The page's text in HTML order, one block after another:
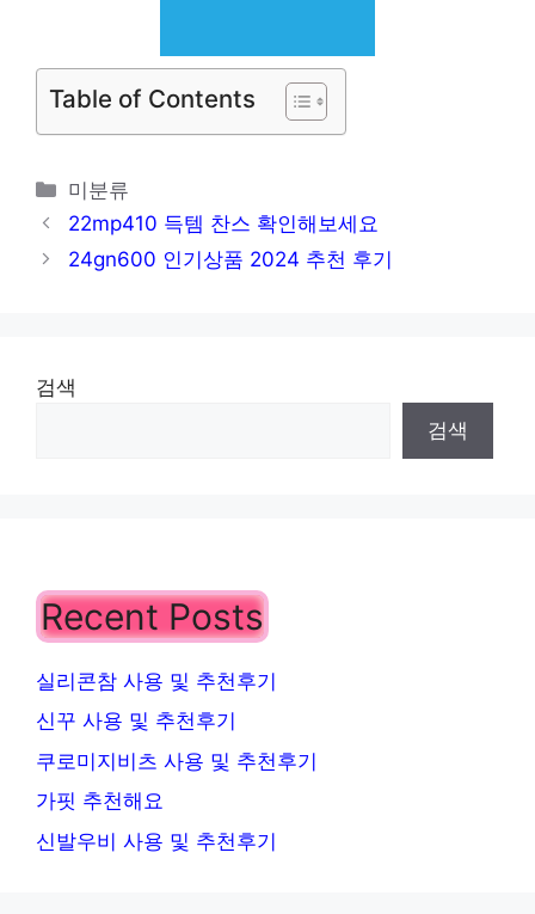
Table of Contents
카
테
고
미분류
22mp410 득템 찬스 확인해보세요
24gn600 인기상품 2024 추천 후기
검색
검색
Recent Posts
실리콘참 사용 및 추천후기
신꾸 사용 및 추천후기
쿠로미지비츠 사용 및 추천후기
가핏 추천해요
신발우비 사용 및 추천후기